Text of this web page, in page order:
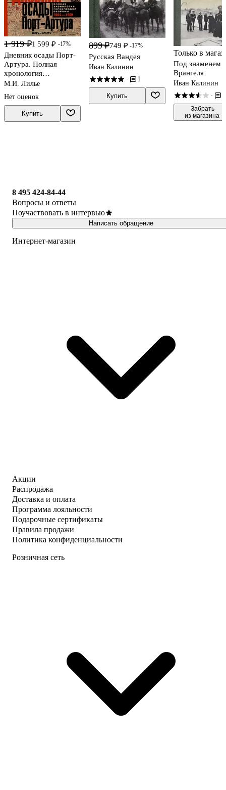
1 919 ₽1 599 ₽ -17%
Дневник осады Порт-
Артура. Полная
хронология
героической обороны.
очевидца событий
капитана военно-
инженерной службы
М.И. Лилье
Нет оценок
Купить
899 ₽749 ₽ -17%
Русская Вандея
Иван Калинин
· 1
Купить
Только в
Под знаменем
Врангеля
Иван Калинин
·
Забрать
из магазина
8 495 424-84-44
Вопросы и ответы
Поучаствовать в интервью
Написать обращение
Интернет-магазин
Акции
Распродажа
Доставка и оплата
Программа лояльности
Подарочные сертификаты
Правила продажи
Политика конфиденциальности
Розничная сеть